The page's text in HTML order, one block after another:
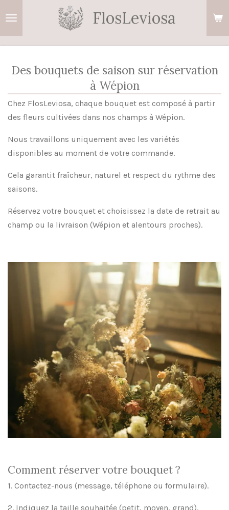
FlosLeviosa
Des bouquets de saison sur réservation
à Wépion
Chez FlosLeviosa, chaque bouquet est composé à partir
des fleurs cultivées dans nos champs à Wépion.
Nous travaillons uniquement avec les variétés
disponibles au moment de votre commande.
Cela garantit fraîcheur, naturel et respect du rythme des
saisons.
Réservez votre bouquet et choisissez la date de retrait au
champ ou la livraison (Wépion et alentours proches).
Comment réserver votre bouquet ?
1. Contactez-nous (message, téléphone ou formulaire).
2. Indiquez la taille souhaitée (petit, moyen, grand).